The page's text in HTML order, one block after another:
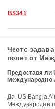
BS341
Често
полет от
Предоставя ли
Международно
Да, US-Bangla Airlines предоставя багажна норма за Домашен &
Международен